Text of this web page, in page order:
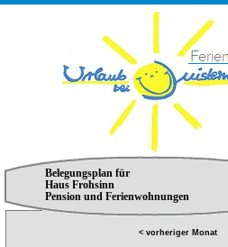
Belegungsplan für
Haus Frohsinn
Pension und Ferienwohnungen
< vorheriger Monat